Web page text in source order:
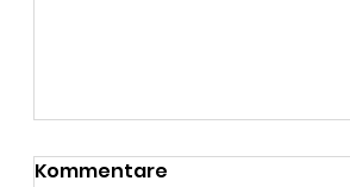
Kommentare